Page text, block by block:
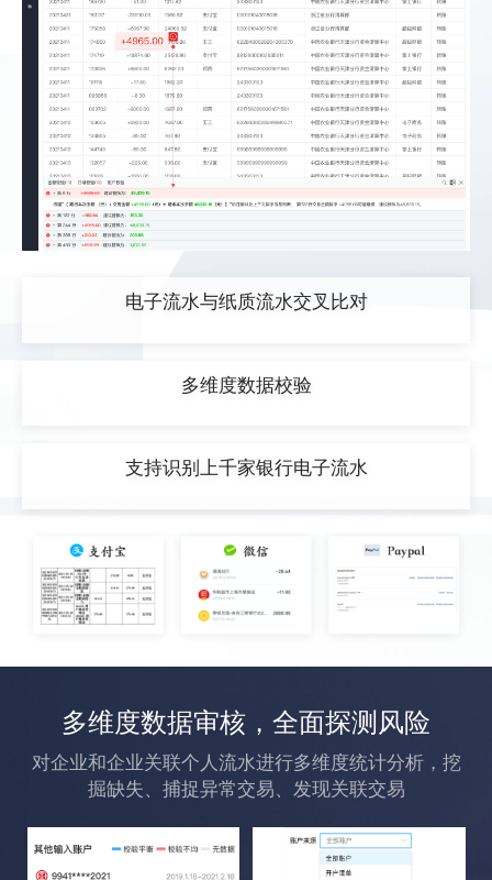
电子流水与纸质流水交叉比对
多维度数据校验
支持识别上千家银行电子流水
多维度数据审核，全面探测风险
对企业和企业关联个人流水进行多维度统计分析，挖
掘缺失、捕捉异常交易、发现关联交易